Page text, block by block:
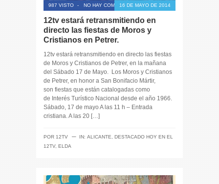
987 VISTO - NO HAY COMENTARIOS16 DE MAYO DE 2014
12tv estará retransmitiendo en
directo las fiestas de Moros y
Cristianos en Petrer.
12tv estará retransmitiendo en directo las fiestas
de Moros y Cristianos de Petrer, en la mañana
del Sábado 17 de Mayo. Los Moros y Cristianos
de Petrer, en honor a San Bonifacio Mártir,
son fiestas que están catalogadas como
de Interés Turístico Nacional desde el año 1966.
Sábado, 17 de mayo A las 11 h – Entrada
cristiana. A las 20 […]
POR 12TV ─ IN: ALICANTE
DESTACADO HOY EN EL
12TV, ELDA